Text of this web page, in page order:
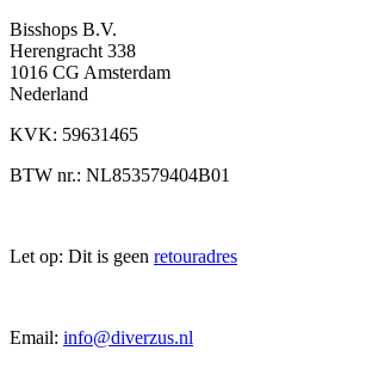
Bisshops B.V.
Herengracht 338
1016 CG Amsterdam
Nederland
KVK: 59631465
BTW nr.: NL853579404B01
Let op: Dit is geen retouradres
Email: info@diverzus.nl